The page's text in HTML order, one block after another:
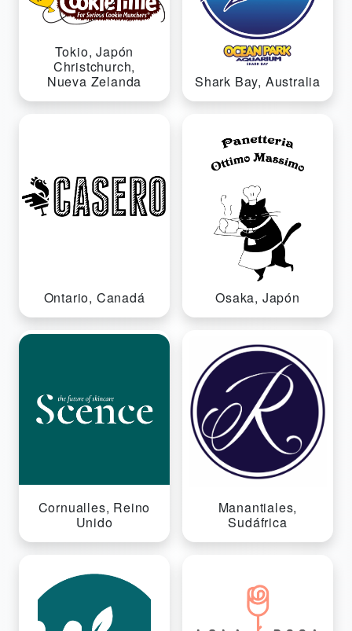
Tokio, Japón
Christchurch,
Nueva Zelanda
Shark Bay, Australia
Ontario, Canadá Osaka, Japón
Cornualles, Reino
Unido
Manantiales,
Sudáfrica